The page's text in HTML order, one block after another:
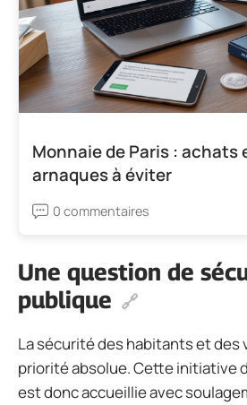
Monnaie de Paris : achats
arnaques à éviter
0 commentaires
Une question de
publique
La sécurité des habitants et
priorité absolue. Cette initiative
est donc accueillie avec